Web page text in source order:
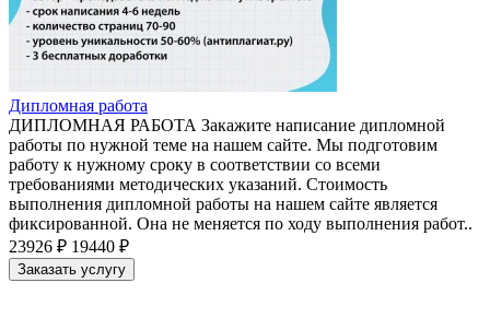
Дипломная работа
ДИПЛОМНАЯ РАБОТА Закажите написание дипломной
работы по нужной теме на нашем сайте. Мы подготовим
работу к нужному сроку в соответствии со всеми
требованиями методических указаний. Стоимость
выполнения дипломной работы на нашем сайте является
фиксированной. Она не меняется по ходу выполнения работ..
23926 ₽ 19440 ₽
Заказать услугу